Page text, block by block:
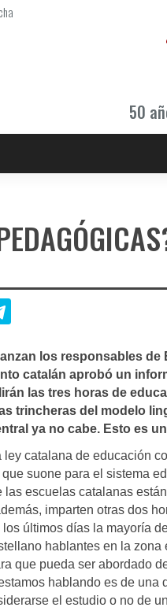
50
los responsables
catalán aprobó un
las tres horas de
trincheras del modelo
ya no cabe. Esto es
ley catalana de educación
suone para el sistema
las escuelas catalanas
imparten otras dos
los últimos días la mayoría
hablantes en la
que pueda ser abordado
hablando es de
el estudio o no de